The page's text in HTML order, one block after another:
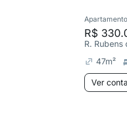
Apartamento
R$
47m²
Ver